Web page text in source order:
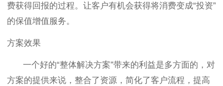
费获得回报的过程。让客户有机会获得将消费变成“投资”
的保值增值服务。
方案效果
一个好的“整体解决方案”带来的利益是多方面的，对
方案的提供来说，整合了资源，简化了客户流程，提高